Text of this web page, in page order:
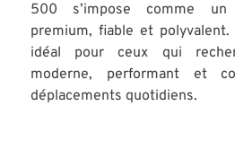
500 s’impose comme un
premium, fiable et
idéal pour ceux qui
moderne, performant et
déplacements quotidiens.